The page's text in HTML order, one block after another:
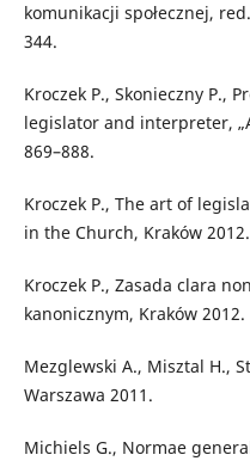
komunikacji społecznej,
344.
Kroczek P., Skonieczny P.,
legislator and interpreter,
869–888.
Kroczek P., The art of
in the Church, Kraków 2012.
Kroczek P., Zasada clara
kanonicznym, Kraków 2012.
Mezglewski A., Misztal H.,
Warszawa 2011.
Michiels G., Normae